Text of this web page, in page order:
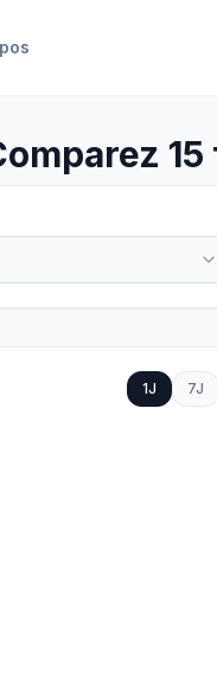
1J 7J